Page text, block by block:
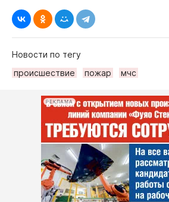
Новости по тегу
происшествие
пожар мчс
РЕКЛАМА